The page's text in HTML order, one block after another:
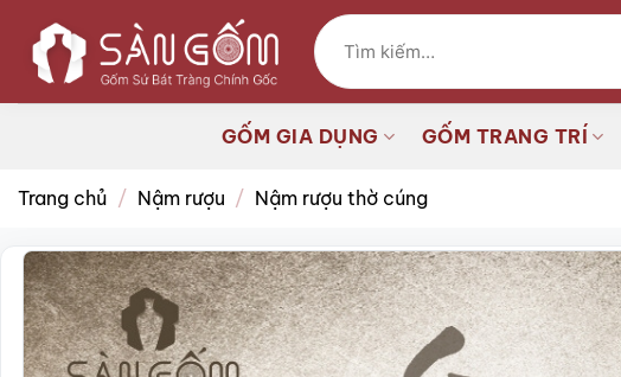
qua
dung
Tìm
kiếm:
GỐM GIA DỤNG GỐM TRANG TRÍ
Trang chủ / Nậm rượu / Nậm rượu thờ cúng